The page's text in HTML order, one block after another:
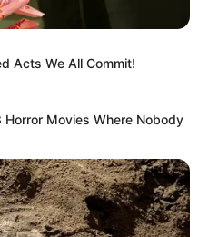
Acts We All Commit!
Horror Movies Where Nobody